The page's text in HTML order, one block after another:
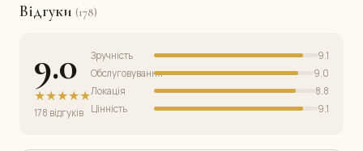
Відгуки (178)
9.0
★★★★★
178 відгуків
Зручність
9.1
Обслуговування
9.0
Локація
8.8
Цінність
9.1